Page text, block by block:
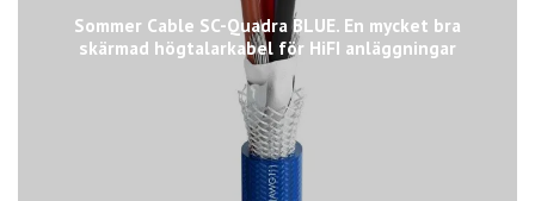
Sommer Cable SC-Quadra BLUE. En mycket bra
skärmad högtalarkabel för HiFI anläggningar